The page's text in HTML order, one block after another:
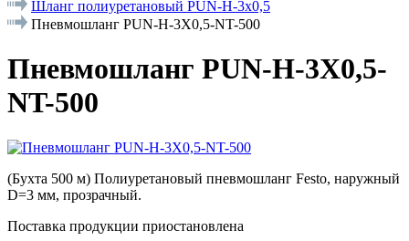
Шланг полиуретановый PUN-H-3x0,5
Пневмошланг PUN-H-3X0,5-NT-500
Пневмошланг PUN-H-3X0,5-
NT-500
(Бухта 500 м) Полиуретановый пневмошланг Festo, наружный
D=3 мм, прозрачный.
Поставка продукции приостановлена